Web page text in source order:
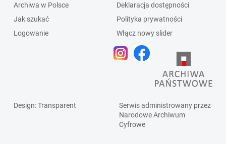
Archiwa w Polsce
Jak szukać
Logowanie
Deklaracja dostępności
Polityka prywatności
Włącz nowy slider
Design: Transparent
Serwis administrowany przez
Narodowe Archiwum
Cyfrowe